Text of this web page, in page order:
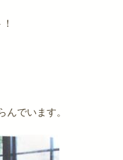
んでいます。